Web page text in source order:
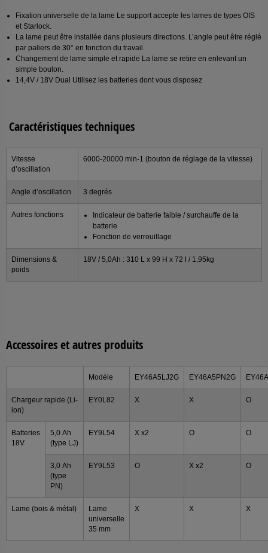
Fixation universelle de la lame Le support accepte les lames de types OIS
et Starlock.
La lame peut être installée dans plusieurs directions. L’angle peut être réglé
par paliers de 30° en fonction du travail.
Changement de lame simple et rapide La lame se retire en enlevant un
simple boulon.
14,4V / 18V Dual Utilisez les batteries dont vous disposez
Caractéristiques techniques
Vitesse
d’oscillation
6000-20000 min-1 (bouton de réglage de la vitesse)
Angle d’oscillation 3 degrés
Autres fonctions
Indicateur de batterie faible / surchauffe de la
batterie
Fonction de verrouillage
Dimensions &
poids
18V / 5,0Ah : 310 L x 99 H x 72 l / 1,95kg
Accessoires et autres produits
Modèle EY46A5LJ2G EY46A5PN2G
Chargeur rapide (Li-
ion)
EY0L82 X X O
Batteries
18V
5,0 Ah
(type LJ)
EY9L54 X x2 O O
3,0 Ah
(type
PN)
EY9L53 O X x2 O
Lame (bois & métal)
Lame
universelle
35 mm
X X X